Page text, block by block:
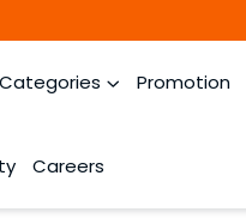
Categories Promotion
Careers